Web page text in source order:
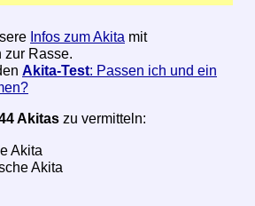
Infos zum Akita mit
zur Rasse.
Akita-Test: Passen ich und ein
Akitas zu vermitteln:
Akita
Akita